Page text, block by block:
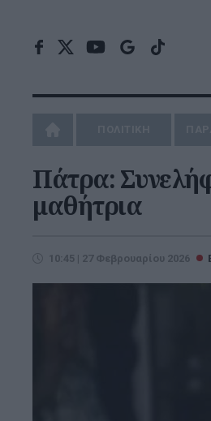
Πάτρα:
μαθήτρια
10:45 | 27 Φεβρουαρίου 2026